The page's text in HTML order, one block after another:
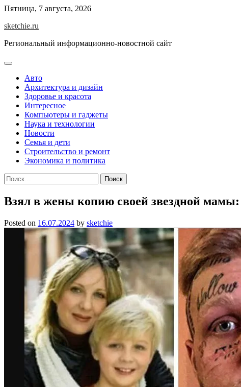
Skip
content
Пятница, 7 августа, 2026
sketchie.ru
Региональный информационно-новостной сайт
Авто
Архитектура и дизайн
Здоровье и красота
Интересное
Компьютеры и гаджеты
Наука и технологии
Новости
Семья и дети
Строительство и ремонт
Экономика и политика
Найти:
Взял в жены копию своей звездной
Posted on 16.07.2024 by sketchie